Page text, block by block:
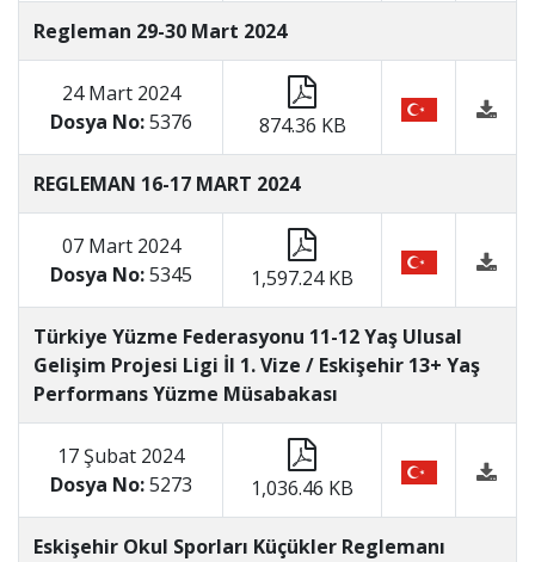
Regleman 29-30 Mart 2024
24 Mart 2024
Dosya No:5376 874.36 KB
REGLEMAN 16-17 MART 2024
07 Mart 2024
Dosya No:5345 1,597.24 KB
Türkiye Yüzme Federasyonu 11-12 Yaş Ulusal
Gelişim Projesi Ligi İl 1. Vize / Eskişehir 13+ Yaş
Performans Yüzme Müsabakası
17 Şubat 2024
Dosya No:5273 1,036.46 KB
Eskişehir Okul Sporları Küçükler Reglemanı